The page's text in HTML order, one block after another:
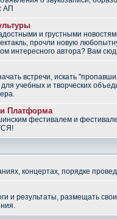
АП
и грустными
прочли новую
интересного автора? Вам
встречи, искать
учебных и творческих
Платформа
фестивалем и
концертах, порядке
и результаты, размещать